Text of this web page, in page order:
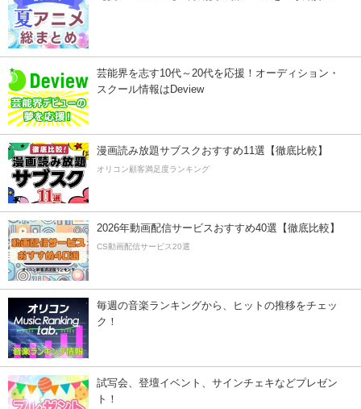
芸能界を志す10代～20代を応援！オーディション・
スクール情報はDeview
漫画読み放題サブスクおすすめ11選【徹底比較】
オリコン顧客満足度ランキング
2026年動画配信サービスおすすめ40選【徹底比較】
CS動画配信サービス20選
毎週の音楽ランキングから、ヒットの推移をチェッ
ク！
試写会、登壇イベント、サインチェキなどプレゼン
ト！